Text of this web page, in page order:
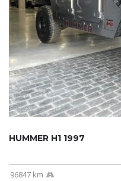
HUMMER H1 1997
96847 km